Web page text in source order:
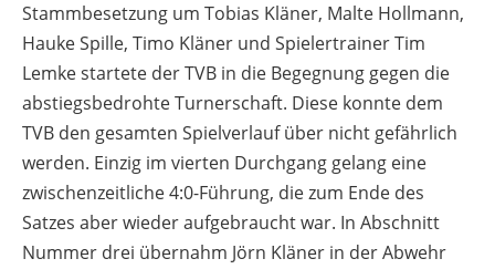
Stammbesetzung um Tobias Kläner, Malte Hollmann,
Hauke Spille, Timo Kläner und Spielertrainer Tim
Lemke startete der TVB in die Begegnung gegen die
abstiegsbedrohte Turnerschaft. Diese konnte dem
TVB den gesamten Spielverlauf über nicht gefährlich
werden. Einzig im vierten Durchgang gelang eine
zwischenzeitliche 4:0-Führung, die zum Ende des
Satzes aber wieder aufgebraucht war. In Abschnitt
Nummer drei übernahm Jörn Kläner in der Abwehr